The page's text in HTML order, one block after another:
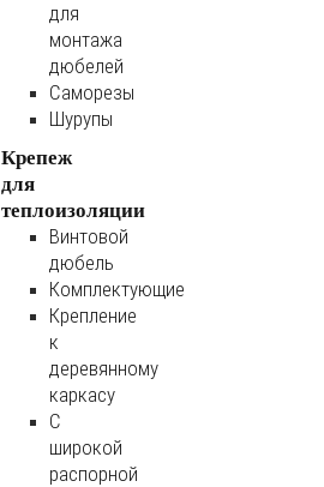
для
монтажа
дюбелей
Саморезы
Шурупы
Крепеж
для
теплоизоляции
Винтовой
дюбель
Комплектующие
Крепление
к
деревянному
каркасу
С
широкой
распорной